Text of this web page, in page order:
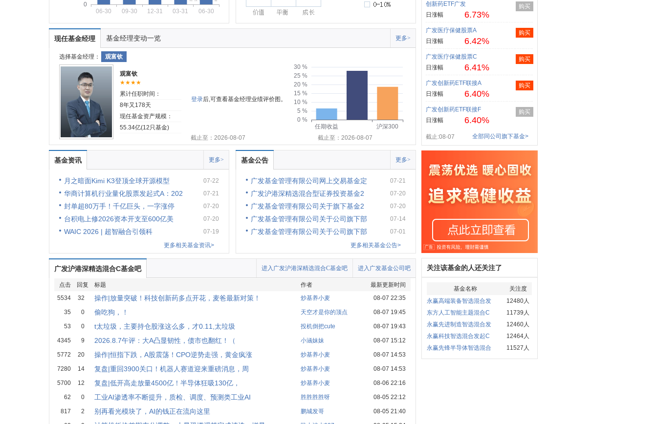
0
06-30 09-30 12-31 03-31 06-30
现任基金经理 基金经理变动一览 更多>
选择基金经理： 观富钦
观富钦
★★★★
累计任职时间：
8年又178天
现任基金资产规模：
55.34亿(12只基金)
登录后,可查看基金经理业绩评价图。
0 %
5 %
10 %
15 %
20 %
25 %
30 %
任期收益
沪深300
截止至：2026-08-07
截止至：2026-08-07
基金资讯 更多>
月之暗面Kimi K3登顶全球开源模型 07-22
华商计算机行业量化股票发起式A：202 07-21
封单超80万手！千亿巨头，一字涨停 07-20
台积电上修2026资本开支至600亿美 07-20
WAIC 2026 | 超智融合引领科
07-19
更多相关基金资讯>
基金公告 更多>
广发基金管理有限公司网上交易基金定 07-21
广发沪港深精选混合型证券投资基金2 07-20
广发基金管理有限公司关于旗下基金2 07-20
广发基金管理有限公司关于公司旗下部 07-14
广发基金管理有限公司关于公司旗下部
07-01
更多相关基金公告>
广发沪港深精选混合C基金吧 进入广发基金公司吧
进入广发沪港深精选混合C基金吧
点击 回复 标题 作者
最新更新时间
5534
32 操作|放量突破！科技创新药多点开花，麦爸最新对策！ 炒基养小麦 08-07 22:35
35 0 偷吃狗，！ 天空才是你的顶点 08-07 19:45
53 0 t太垃圾，主要持仓股涨这么多，才0.11,太垃圾 投机倒把cute 08-07 19:43
4345 9 2026.8.7午评：大A凸显韧性，债市也翻红！（ 小涵妹妹 08-07 15:12
5772 20 操作|恒指下跌，A股震荡！CPO逆势走强，黄金疯涨 炒基养小麦 08-07 14:53
7280 14 复盘|重回3900关口！机器人赛道迎来重磅消息，周 炒基养小麦 08-07 14:53
5700 12 复盘|低开高走放量4500亿！半导体狂吸130亿， 炒基养小麦 08-06 22:16
62 0 工业AI渗透率不断提升，质检、调度、预测类工业AI 胜胜胜胜呀 08-05 22:12
817 2 别再看光模块了，AI的钱正在流向这里 鹏城发哥 08-05 21:40
创新药ETF广发
日涨幅
6.73%
购买
广发医疗保健股票A
日涨幅
6.42%
购买
广发医疗保健股票C
日涨幅
6.41%
购买
广发创新药ETF联接A
日涨幅
6.40%
购买
广发创新药ETF联接F
日涨幅
6.40%
购买
截止:08-07 全部同公司旗下基金>
关注该基金的人还关注了
基金名称
关注度
永赢高端装备智选混合发
12480人
东方人工智能主题混合C
11739人
永赢先进制造智选混合发
12460人
永赢科技智选混合发起C
12464人
永赢先锋半导体智选混合
11527人